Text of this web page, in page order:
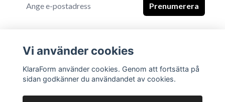
Prenumerera
Vi använder cookies
KlaraForm använder cookies. Genom att fortsätta på
sidan godkänner du användandet av cookies.